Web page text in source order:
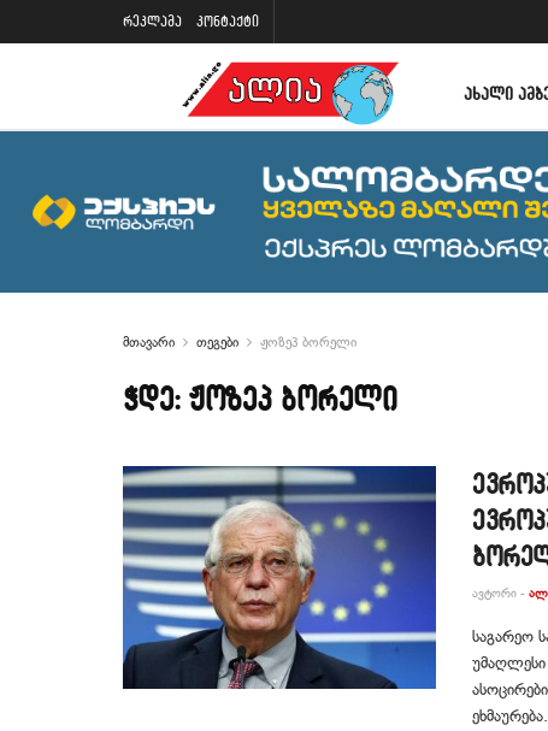
რეკლამა კონტაქტი
ᲐᲮᲐᲚᲘ
მთავარი თეგები ჟოზეპ ბორელი
ჭდე:ჟოზეპ ბორელი
ᲐᲕᲢᲝᲠᲘ -
საგარეო